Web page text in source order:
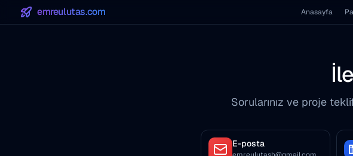
emreulutas.com Anasayfa
Sorularınız ve proje
E-posta